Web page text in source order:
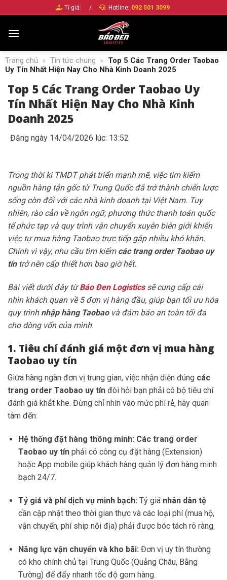
nội
Tỉ giá: / Hotline: 092 501 3099
Trang chủ » Tin tức chung »
Top 5 Các Trang Order Taobao
Uy Tín Nhất Hiện Nay Cho Nhà Kinh Doanh 2025
Top 5 Các Trang Order Taobao Uy
Tín Nhất Hiện Nay Cho Nhà Kinh
Doanh 2025
Đăng ngày 14/04/2026 lúc: 13:52
Trong thời kì TMDT phát triển mạnh mẽ, việc tìm kiếm
nguồn hàng tận gốc từ Trung Quốc đã trở thành chiến lược
sống còn đối với các nhà kinh doanh tại Việt Nam. Tuy
nhiên, rào cản về ngôn ngữ, phương thức thanh toán quốc
tế phức tạp và quy trình vận chuyển xuyên biên giới khiến
việc tự mua hàng Taobao trực tiếp gặp nhiều khó khăn.
Chính vì vậy, nhu cầu tìm kiếm các trang order Taobao uy
tíntrở nên cấp thiết hơn bao giờ hết.
Bài viết dưới đây từBáo Đen Logisticssẽ cung cấp cái
nhìn khách quan về 5 đơn vị hàng đầu, giúp bạn tối ưu hóa
quy trình nhập hàng Taobaovà đảm bảo an toàn tối đa
cho dòng vốn của mình.
1. Tiêu chí đánh giá một đơn vị mua hàng
Taobao uy tín
Giữa hàng ngàn đơn vị trung gian, việc nhận diện đúng các
trang order Taobao uy tín đòi hỏi bạn phải có bộ tiêu chí
đánh giá khắt khe. Đừng chỉ nhìn vào mức phí rẻ, hãy quan
tâm đến:
Hệ thống đặt hàng thông minh: Các trang order
Taobao uy tínphải có công cụ đặt hàng (Extension)
hoặc App mobile giúp khách hàng quản lý đơn hàng minh
bạch 24/7.
Tỷ giá và phí dịch vụ minh bạch: Tỷ giá nhân dân tệ
cần cập nhật theo thời gian thực và các loại phí (mua hộ,
vận chuyển, phí ship nội địa) phải được bóc tách rõ ràng.
Năng lực vận chuyển và kho bãi: Đơn vị uy tín thường
có kho chính chủ tại Trung Quốc (Quảng Châu, Bằng
Tường) để đẩy nhanh tốc độ gom hàng.